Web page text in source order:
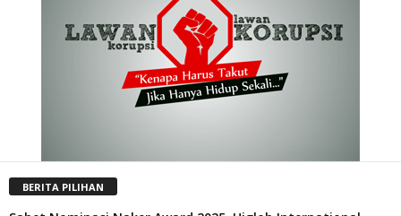
BERITA PILIHAN